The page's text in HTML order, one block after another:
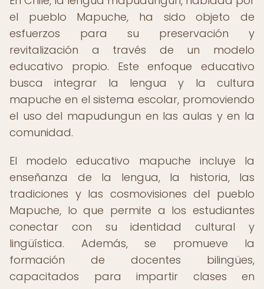
el pueblo Mapuche, ha sido objeto de
esfuerzos para su preservación y
revitalización a través de un modelo
educativo propio. Este enfoque educativo
busca integrar la lengua y la cultura
mapuche en el sistema escolar, promoviendo
el uso del mapudungun en las aulas y en la
comunidad.
El modelo educativo mapuche incluye la
enseñanza de la lengua, la historia, las
tradiciones y las cosmovisiones del pueblo
Mapuche, lo que permite a los estudiantes
conectar con su identidad cultural y
lingüística. Además, se promueve la
formación de docentes bilingües,
capacitados para impartir clases en